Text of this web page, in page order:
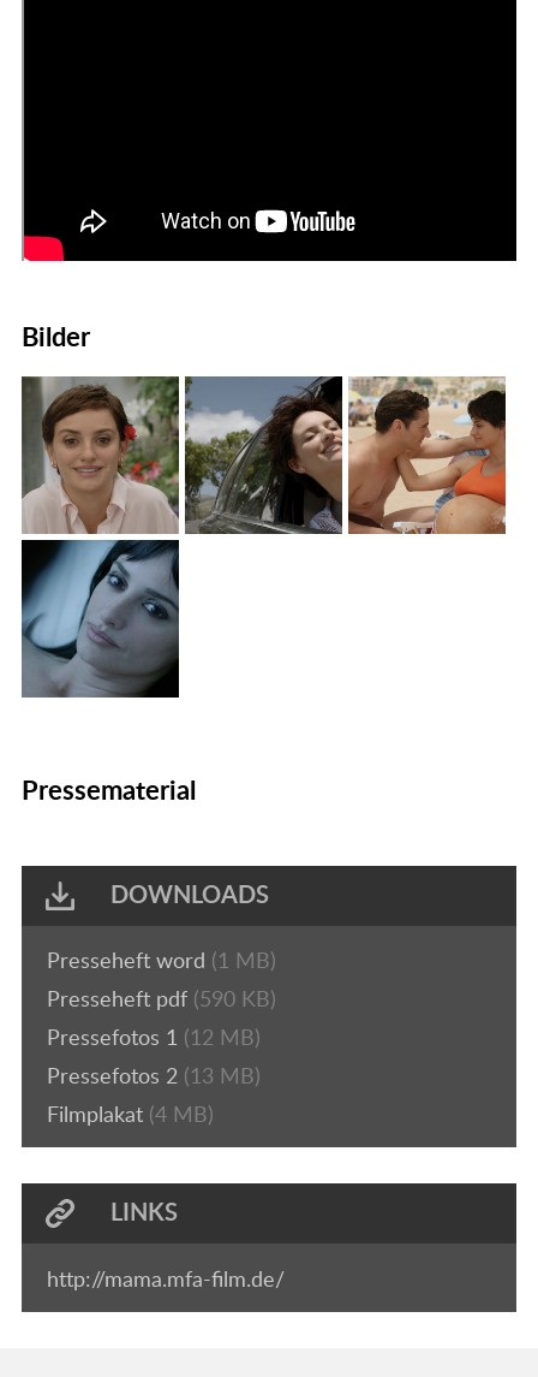
Bilder
Pressematerial
DOWNLOADS
Presseheft word (1 MB)
Presseheft pdf (590 KB)
Pressefotos 1 (12 MB)
Pressefotos 2 (13 MB)
Filmplakat (4 MB)
LINKS
http://mama.mfa-film.de/